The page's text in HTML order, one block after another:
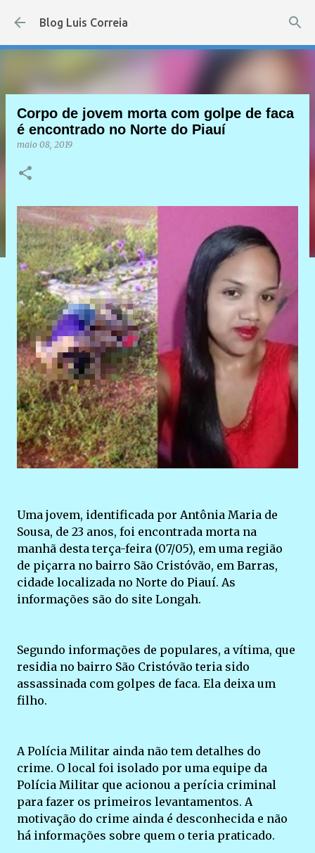
Pular para o conteúdo principal
Blog Luis Correia
Corpo de jovem morta com golpe de faca
é encontrado no Norte do Piauí
maio 08, 2019
Uma jovem, identificada por Antônia Maria de
Sousa, de 23 anos, foi encontrada morta na
manhã desta terça-feira (07/05), em uma região
de piçarra no bairro São Cristóvão, em Barras,
cidade localizada no Norte do Piauí. As
informações são do site Longah.
Segundo informações de populares, a vítima, que
residia no bairro São Cristóvão teria sido
assassinada com golpes de faca. Ela deixa um
filho.
A Polícia Militar ainda não tem detalhes do
crime. O local foi isolado por uma equipe da
Polícia Militar que acionou a perícia criminal
para fazer os primeiros levantamentos. A
motivação do crime ainda é desconhecida e não
há informações sobre quem o teria praticado.